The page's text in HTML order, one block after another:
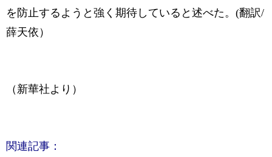
を防止するようと強く期待していると述べた。(翻訳/
薛天依）
（新華社より）
関連記事：